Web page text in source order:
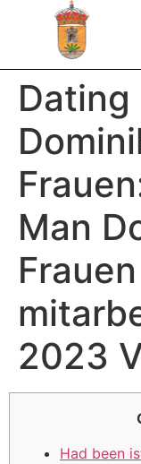
Dating
Man
2023
Had been